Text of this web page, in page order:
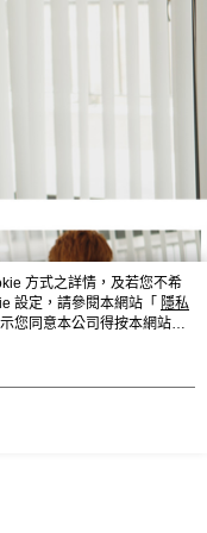
方式之詳情，及若您不希
設定，請參閱本網站「 隱私
您同意本公司得按本網站使